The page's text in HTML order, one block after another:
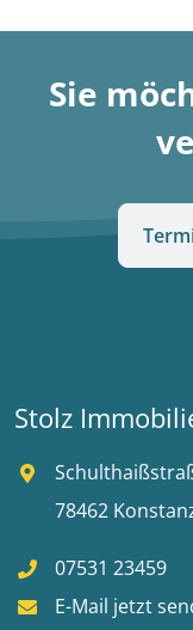
Sie
Stolz
78462
07531 23459
E-Mail jetzt